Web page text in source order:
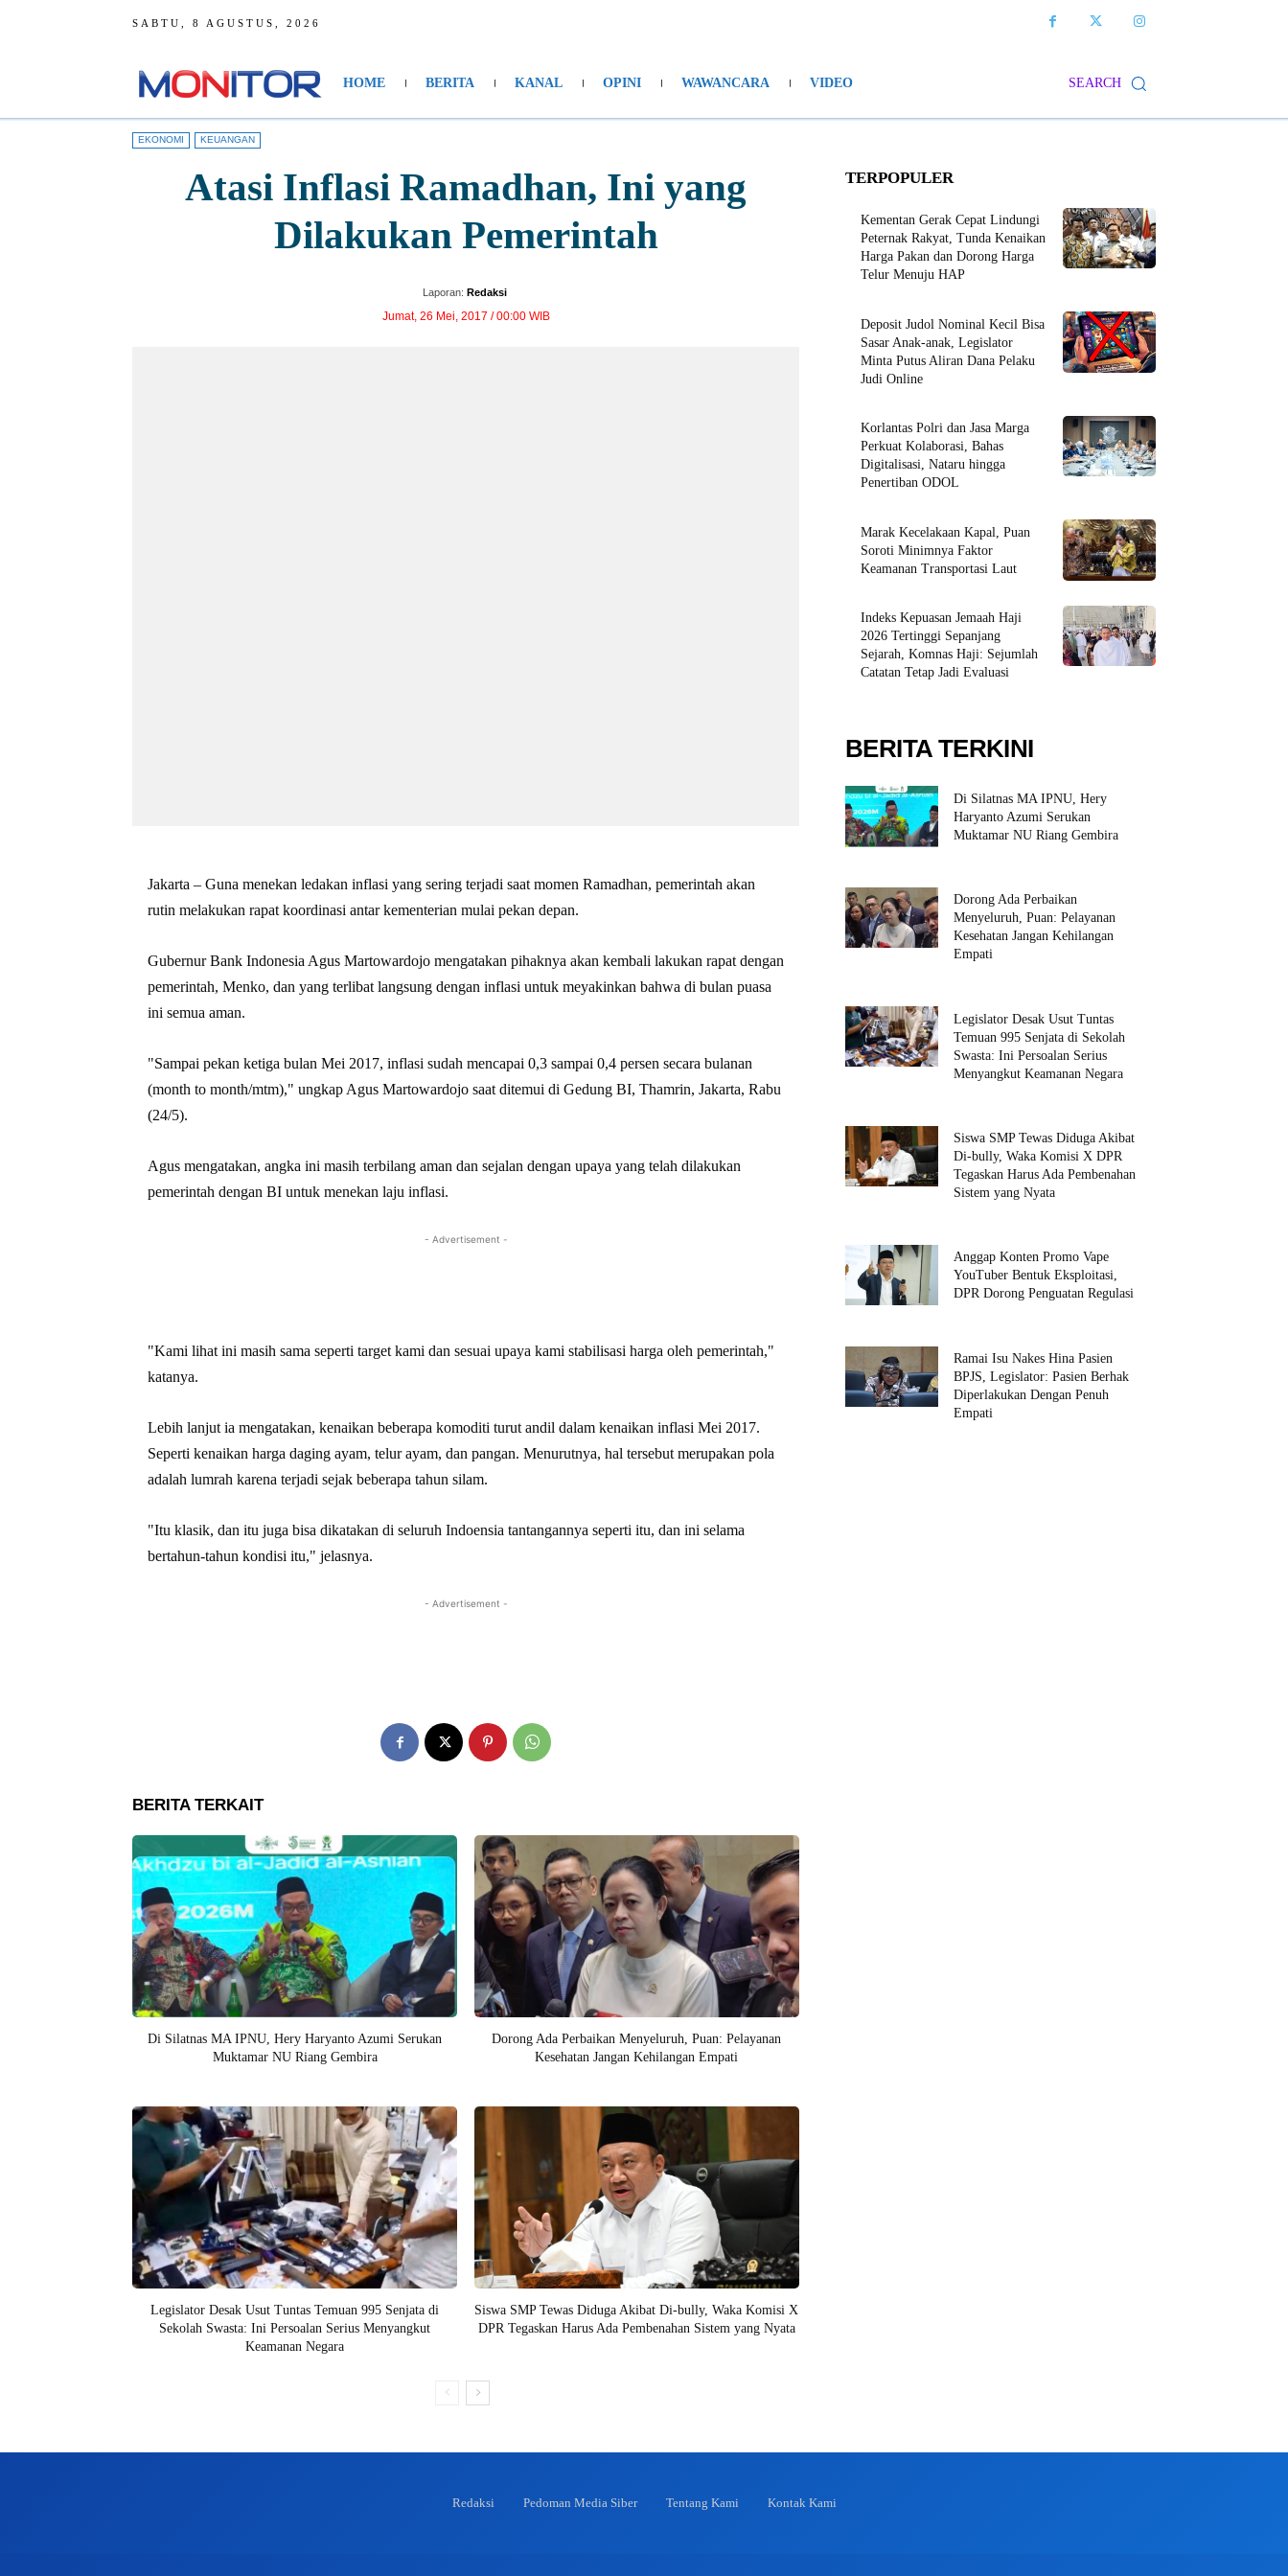
SABTU, 8 AGUSTUS, 2026
SEARCH
HOME BERITA KANAL OPINI WAWANCARA VIDEO
EKONOMI KEUANGAN
Atasi Inflasi Ramadhan, Ini yang
Dilakukan Pemerintah
Laporan: Redaksi
Jumat, 26 Mei, 2017 / 00:00 WIB
Jakarta – Guna menekan ledakan inflasi yang sering terjadi saat momen Ramadhan, pemerintah akan
rutin melakukan rapat koordinasi antar kementerian mulai pekan depan.
Gubernur Bank Indonesia Agus Martowardojo mengatakan pihaknya akan kembali lakukan rapat dengan
pemerintah, Menko, dan yang terlibat langsung dengan inflasi untuk meyakinkan bahwa di bulan puasa
ini semua aman.
"Sampai pekan ketiga bulan Mei 2017, inflasi sudah mencapai 0,3 sampai 0,4 persen secara bulanan
(month to month/mtm)," ungkap Agus Martowardojo saat ditemui di Gedung BI, Thamrin, Jakarta, Rabu
(24/5).
Agus mengatakan, angka ini masih terbilang aman dan sejalan dengan upaya yang telah dilakukan
pemerintah dengan BI untuk menekan laju inflasi.
- Advertisement -
"Kami lihat ini masih sama seperti target kami dan sesuai upaya kami stabilisasi harga oleh pemerintah,"
katanya.
Lebih lanjut ia mengatakan, kenaikan beberapa komoditi turut andil dalam kenaikan inflasi Mei 2017.
Seperti kenaikan harga daging ayam, telur ayam, dan pangan. Menurutnya, hal tersebut merupakan pola
adalah lumrah karena terjadi sejak beberapa tahun silam.
"Itu klasik, dan itu juga bisa dikatakan di seluruh Indoensia tantangannya seperti itu, dan ini selama
bertahun-tahun kondisi itu," jelasnya.
- Advertisement -
BERITA TERKAIT
Di Silatnas MA IPNU, Hery Haryanto Azumi Serukan
Muktamar NU Riang Gembira
Dorong Ada Perbaikan Menyeluruh, Puan: Pelayanan
Kesehatan Jangan Kehilangan Empati
Legislator Desak Usut Tuntas Temuan 995 Senjata di
Sekolah Swasta: Ini Persoalan Serius Menyangkut
Keamanan Negara
Siswa SMP Tewas Diduga Akibat Di-bully, Waka Komisi X
DPR Tegaskan Harus Ada Pembenahan Sistem yang Nyata
TERPOPULER
Kementan Gerak Cepat Lindungi
Peternak Rakyat, Tunda Kenaikan
Harga Pakan dan Dorong Harga
Telur Menuju HAP
Deposit Judol Nominal Kecil Bisa
Sasar Anak-anak, Legislator
Minta Putus Aliran Dana Pelaku
Judi Online
Korlantas Polri dan Jasa Marga
Perkuat Kolaborasi, Bahas
Digitalisasi, Nataru hingga
Penertiban ODOL
Marak Kecelakaan Kapal, Puan
Soroti Minimnya Faktor
Keamanan Transportasi Laut
Indeks Kepuasan Jemaah Haji
2026 Tertinggi Sepanjang
Sejarah, Komnas Haji: Sejumlah
Catatan Tetap Jadi Evaluasi
BERITA TERKINI
Di Silatnas MA IPNU, Hery
Haryanto Azumi Serukan
Muktamar NU Riang Gembira
Dorong Ada Perbaikan
Menyeluruh, Puan: Pelayanan
Kesehatan Jangan Kehilangan
Empati
Legislator Desak Usut Tuntas
Temuan 995 Senjata di Sekolah
Swasta: Ini Persoalan Serius
Menyangkut Keamanan Negara
Siswa SMP Tewas Diduga Akibat
Di-bully, Waka Komisi X DPR
Tegaskan Harus Ada Pembenahan
Sistem yang Nyata
Anggap Konten Promo Vape
YouTuber Bentuk Eksploitasi,
DPR Dorong Penguatan Regulasi
Ramai Isu Nakes Hina Pasien
BPJS, Legislator: Pasien Berhak
Diperlakukan Dengan Penuh
Empati
Redaksi Pedoman Media Siber Tentang Kami Kontak Kami